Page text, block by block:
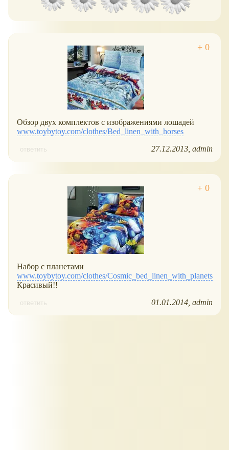
Обзор двух комплектов с изображениями лошадей
www.toybytoy.com/clothes/Bed_linen_with_horses
ответить 27.12.2013 admin
Набор с планетами
www.toybytoy.com/clothes/Cosmic_bed_linen_with_planets
Красивый!!
ответить 01.01.2014 admin